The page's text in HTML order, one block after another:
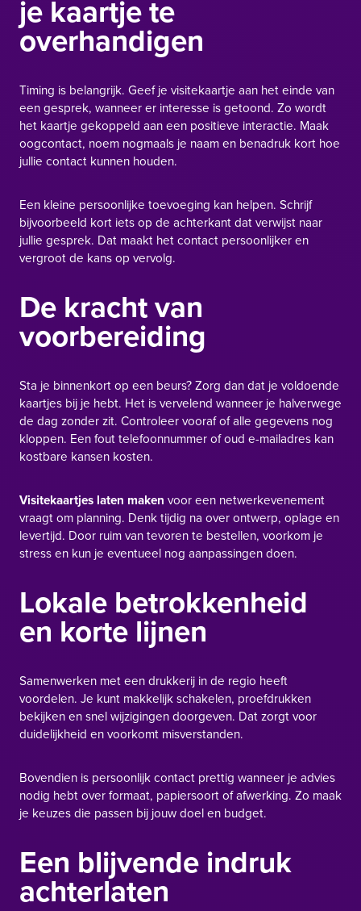
je kaartje te
overhandigen
Timing is belangrijk. Geef je visitekaartje aan het einde van
een gesprek, wanneer er interesse is getoond. Zo wordt
het kaartje gekoppeld aan een positieve interactie. Maak
oogcontact, noem nogmaals je naam en benadruk kort hoe
jullie contact kunnen houden.
Een kleine persoonlijke toevoeging kan helpen. Schrijf
bijvoorbeeld kort iets op de achterkant dat verwijst naar
jullie gesprek. Dat maakt het contact persoonlijker en
vergroot de kans op vervolg.
De kracht van
voorbereiding
Sta je binnenkort op een beurs? Zorg dan dat je voldoende
kaartjes bij je hebt. Het is vervelend wanneer je halverwege
de dag zonder zit. Controleer vooraf of alle gegevens nog
kloppen. Een fout telefoonnummer of oud e-mailadres kan
kostbare kansen kosten.
Visitekaartjes laten maken voor een netwerkevenement
vraagt om planning. Denk tijdig na over ontwerp, oplage en
levertijd. Door ruim van tevoren te bestellen, voorkom je
stress en kun je eventueel nog aanpassingen doen.
Lokale betrokkenheid
en korte lijnen
Samenwerken met een drukkerij in de regio heeft
voordelen. Je kunt makkelijk schakelen, proefdrukken
bekijken en snel wijzigingen doorgeven. Dat zorgt voor
duidelijkheid en voorkomt misverstanden.
Bovendien is persoonlijk contact prettig wanneer je advies
nodig hebt over formaat, papiersoort of afwerking. Zo maak
je keuzes die passen bij jouw doel en budget.
Een blijvende indruk
achterlaten